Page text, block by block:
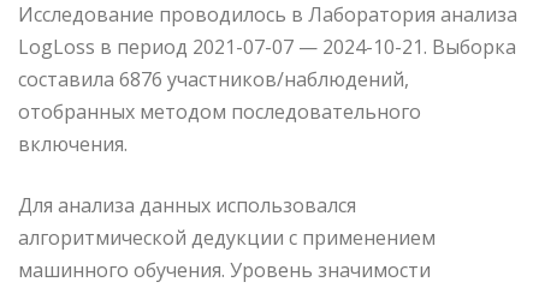
Исследование проводилось в Лаборатория анализа
LogLoss в период 2021-07-07 — 2024-10-21. Выборка
составила 6876 участников/наблюдений,
отобранных методом последовательного
включения.
Для анализа данных использовался
алгоритмической дедукции с применением
машинного обучения. Уровень значимости